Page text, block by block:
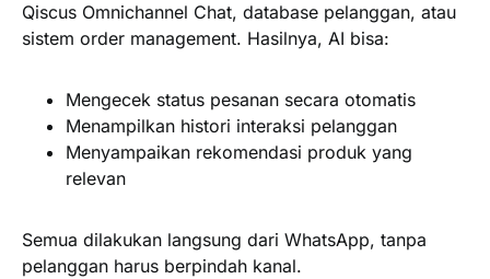
Qiscus Omnichannel Chat, database pelanggan, atau
sistem order management. Hasilnya, AI bisa:
Mengecek status pesanan secara otomatis
Menampilkan histori interaksi pelanggan
Menyampaikan rekomendasi produk yang
relevan
Semua dilakukan langsung dari WhatsApp, tanpa
pelanggan harus berpindah kanal.